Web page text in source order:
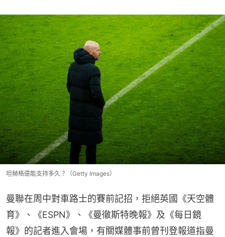
坦赫格還能支持多久？（Getty Images）
曼聯在周中對車路士的賽前記招，拒絕英國《天空體
育》、《ESPN》、《曼徹斯特晚報》及《每日鏡
報》的記者進入會場，有關媒體事前曾刊登報道指曼